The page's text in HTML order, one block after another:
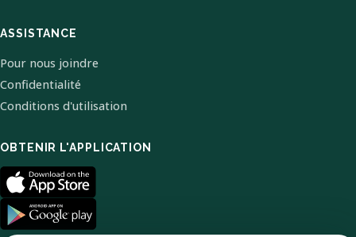
ASSISTANCE
Pour nous joindre
Confidentialité
Conditions d'utilisation
OBTENIR L'APPLICATION